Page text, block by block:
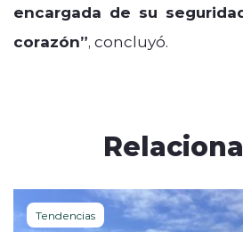
encargada de su
corazón”, concluyó.
Tendencias